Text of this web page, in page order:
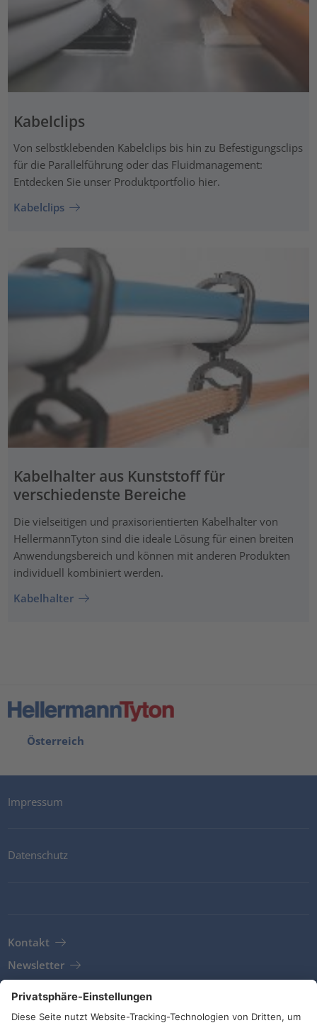
Kabelclips
Von selbstklebenden Kabelclips bis hin zu Befestigungsclips
für die Parallelführung oder das Fluidmanagement:
Entdecken Sie unser Produktportfolio hier.
Kabelclips
Kabelhalter aus Kunststoff für
verschiedenste Bereiche
Die vielseitigen und praxisorientierten Kabelhalter von
HellermannTyton sind die ideale Lösung für einen breiten
Anwendungsbereich und können mit anderen Produkten
individuell kombiniert werden.
Kabelhalter
Österreich
Impressum
Datenschutz
Kontakt
Newsletter
AGB